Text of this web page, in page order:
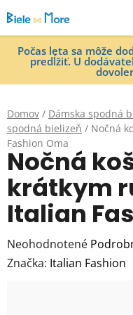
na
obsah
Počas leta sa môže
predĺžiť. U
Domov / Dámska spodná
spodná bielizeň / Nočná
Fashion Oma
Nočná
krátkym
Italian
Priemerné
hodnotenie
Neohodnotené
Značka: Italian Fashion